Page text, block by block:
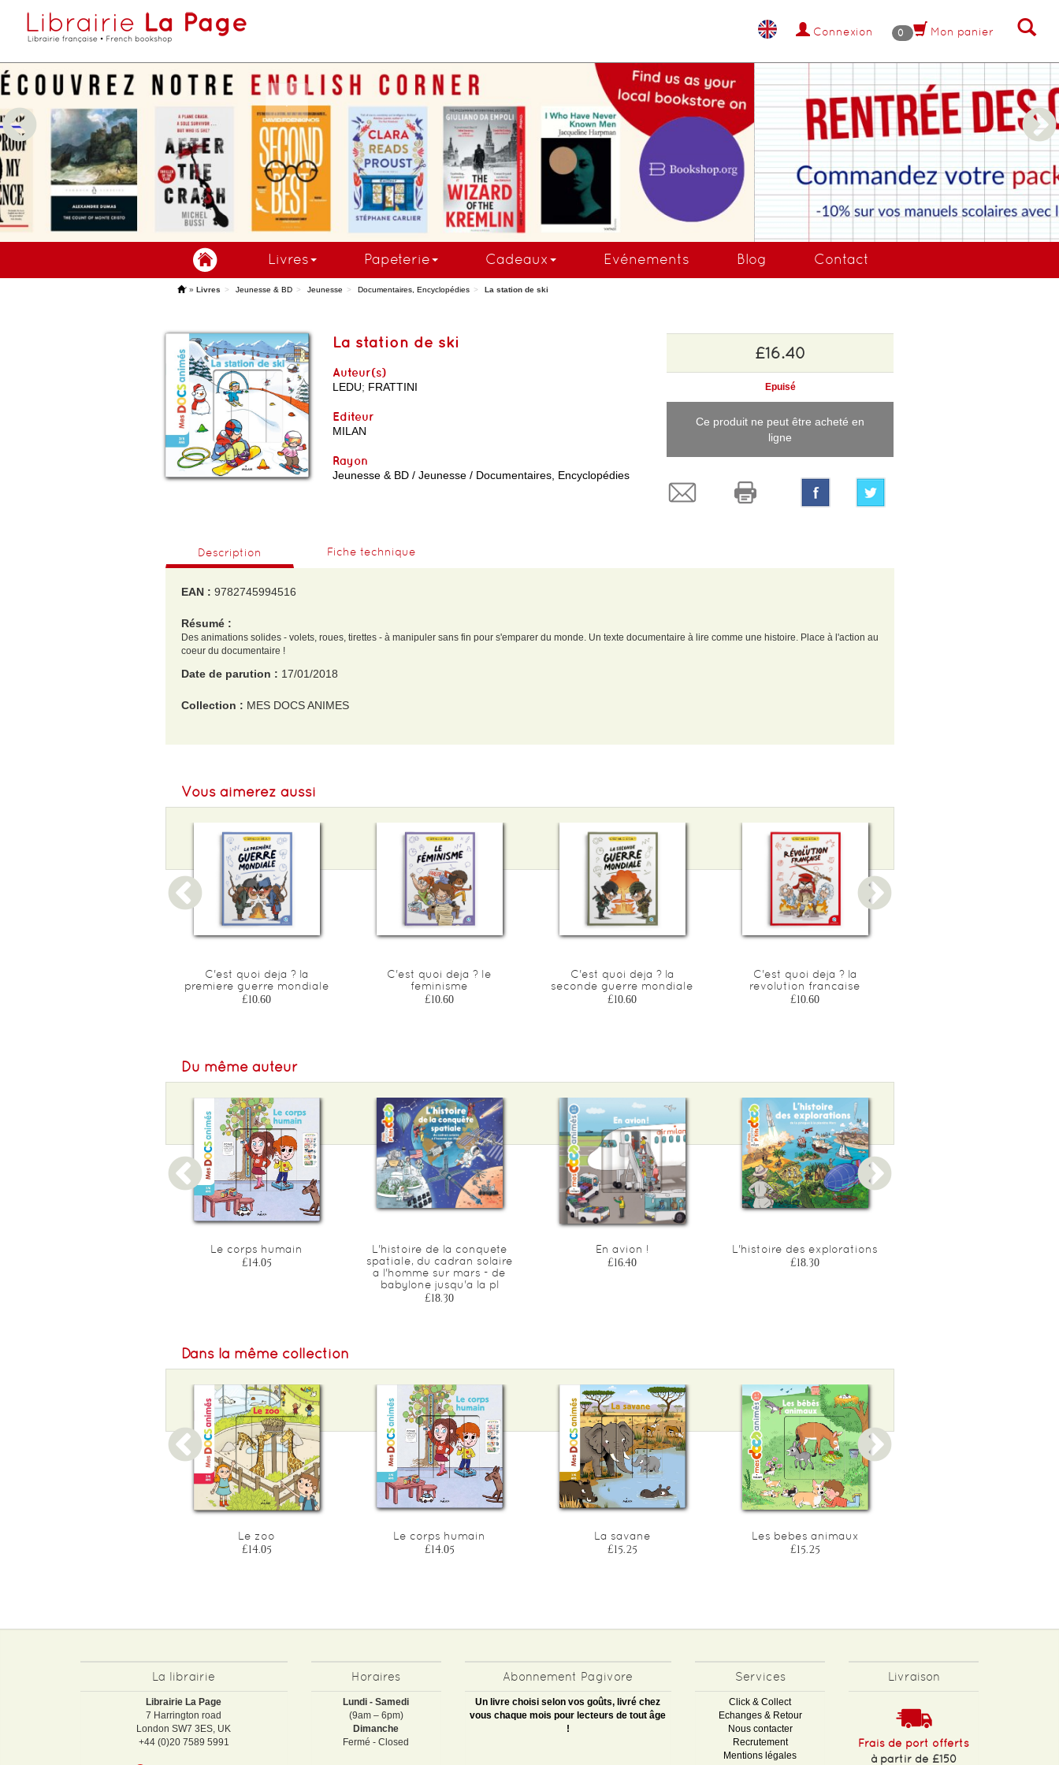
Connexion 0 Mon panier
COMMANDEZ MAINTENANT !
Livres Papeterie Cadeaux Evénements Blog Contact
'» Livres Jeunesse & BD Jeunesse Documentaires, Encyclopédies La station de ski
La station de ski
Auteur(s)
LEDU; FRATTINI
Editeur
MILAN
Rayon
Jeunesse & BD / Jeunesse / Documentaires, Encyclopédies
£16.40
Epuisé
Ce produit ne peut être acheté en
ligne
Description Fiche technique
EAN : 9782745994516
Résumé :
Des animations solides - volets, roues, tirettes - à manipuler sans fin pour s'emparer du monde. Un texte documentaire à lire comme une histoire. Place à l'action au
coeur du documentaire !
Date de parution : 17/01/2018
Collection : MES DOCS ANIMES
Format L :200
Poids :504 g
Epaisseur :30
Vous aimerez aussi
C'est quoi deja ? la
premiere guerre mondiale
£10.60
C'est quoi deja ? le
feminisme
£10.60
C'est quoi deja ? la
seconde guerre mondiale
£10.60
C'est quoi deja ? la
revolution francaise
£10.60
Du même auteur
Le corps humain
£14.05
L'histoire de la conquete
spatiale, du cadran solaire
a l'homme sur mars - de
babylone jusqu'a la pl
£18.30
En avion !
£16.40
L'histoire des explorations
£18.30
Dans la même collection
Le zoo
£14.05
Le corps humain
£14.05
La savane
£15.25
Les bebes animaux
£15.25
La librairie
Librairie La Page
7 Harrington road
London SW7 3ES, UK
+44 (0)20 7589 5991
Horaires
Lundi - Samedi
(9am – 6pm)
Dimanche
Fermé - Closed
Abonnement Pagivore
Un livre choisi selon vos goûts, livré chez
vous chaque mois pour lecteurs de tout âge
!
Services
Click & Collect
Echanges & Retour
Nous contacter
Recrutement
Mentions légales
Livraison
Frais de port offerts
à partir de £150